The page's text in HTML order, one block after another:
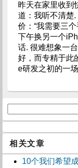
昨天在家里收到
道：我听不清楚
价：“我需要三
下午换另一个
话. 很难想象一
好，而专精于此
e研发之初的一
相关文章
10个我们希望